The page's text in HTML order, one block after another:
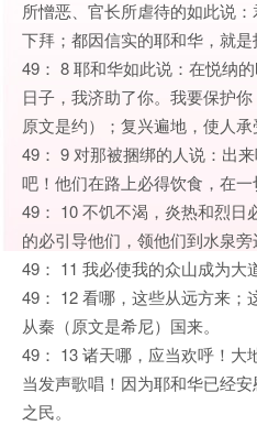
所憎恶、官长所虐待的如此说
下拜；都因信实的耶和华，就
49： 8 耶和华如此说：在悦纳
日子，我济助了你。我要保护
原文是约）；复兴遍地，使人承
49： 9 对那被捆绑的人说：出
吧！他们在路上必得饮食，在一
49： 10 不饥不渴，炎热和烈日
的必引导他们，领他们到水泉旁
49： 11 我必使我的众山成为大
49： 12 看哪，这些从远方来；
从秦（原文是希尼）国来。
49： 13 诸天哪，应当欢呼！大
当发声歌唱！因为耶和华已经
之民。